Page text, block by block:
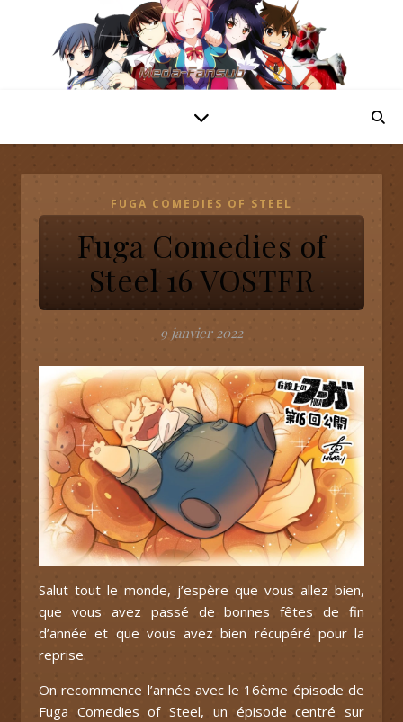
FUGA COMEDIES OF STEEL
Fuga Comedies of
Steel 16 VOSTFR
9 janvier 2022
Salut tout le monde, j’espère que vous allez bien,
que vous avez passé de bonnes fêtes de fin
d’année et que vous avez bien récupéré pour la
reprise.
On recommence l’année avec le 16ème épisode de
Fuga Comedies of Steel, un épisode centré sur